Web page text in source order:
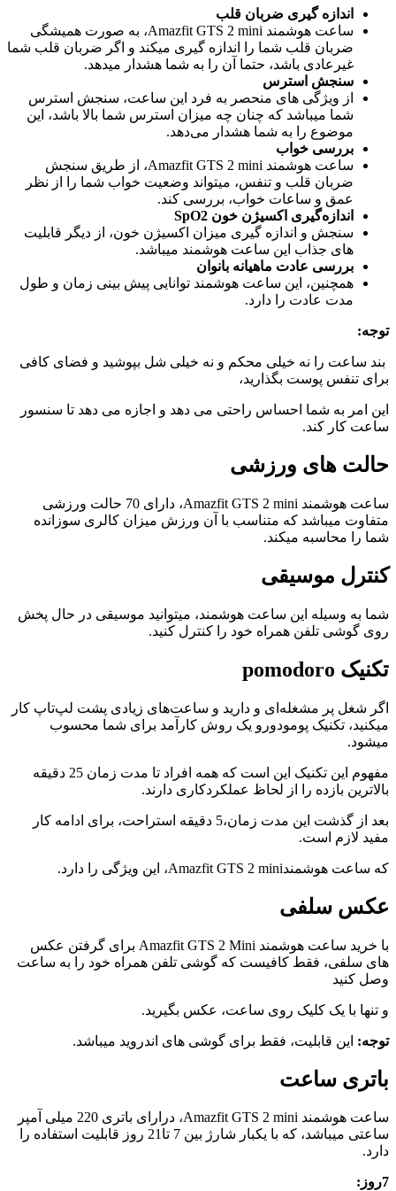
اندازه گیری ضربان قلب
ساعت هوشمند Amazfit GTS 2 mini، به صورت همیشگی
ضربان قلب شما را اندازه گیری میکند و اگر ضربان قلب شما
غیرعادی باشد، حتما آن را به شما هشدار میدهد.
سنجش استرس
از ویژگی های منحصر به فرد این ساعت، سنجش استرس
شما میباشد که چنان چه میزان استرس شما بالا باشد، این
موضوع را به شما هشدار می‌دهد.
بررسی خواب
ساعت هوشمند Amazfit GTS 2 mini، از طریق سنجش
ضربان قلب و تنفس، میتواند وضعیت خواب شما را از نظر
عمق و ساعات خواب، بررسی کند.
اندازه‌گیری اکسیژن خون SpO2
سنجش و اندازه گیری میزان اکسیژن خون، از دیگر قابلیت
های جذاب این ساعت هوشمند میباشد.
بررسی عادت ماهیانه بانوان
همچنین، این ساعت هوشمند توانایی پیش بینی زمان و طول
مدت عادت را دارد.
توجه:
بند ساعت را نه خیلی محکم و نه خیلی شل بپوشید و فضای کافی
برای تنفس پوست بگذارید،
این امر به شما احساس راحتی می دهد و اجازه می دهد تا سنسور
ساعت کار کند.
حالت های ورزشی
ساعت هوشمند Amazfit GTS 2 mini، دارای 70 حالت ورزشی
متفاوت میباشد که متناسب با آن ورزش میزان کالری سوزانده
شما را محاسبه میکند.
کنترل موسیقی
شما به وسیله این ساعت هوشمند، میتوانید موسیقی در حال پخش
روی گوشی تلفن همراه خود را کنترل کنید.
تکنیک pomodoro
اگر شغل پر مشغله‌ای و دارید و ساعت‌های زیادی پشت لپ‌تاپ کار
میکنید، تکنیک پومودورو یک روش کارآمد برای شما محسوب
میشود.
مفهوم این تکنیک این است که همه افراد تا مدت زمان 25 دقیقه
بالاترین بازده را از لحاظ عملکردکاری دارند.
بعد از گذشت این مدت زمان،5 دقیقه استراحت، برای ادامه کار
مفید لازم است.
که ساعت هوشمندAmazfit GTS 2 mini، این ویژگی را دارد.
عکس سلفی
با خرید ساعت هوشمند Amazfit GTS 2 Mini برای گرفتن عکس
های سلفی، فقط کافیست که گوشی تلفن همراه خود را به ساعت
وصل کنید
و تنها با یک کلیک روی ساعت، عکس بگیرید.
توجه: این قابلیت، فقط برای گوشی های اندروید میباشد.
باتری ساعت
ساعت هوشمند Amazfit GTS 2 mini، درارای باتری 220 میلی آمپر
ساعتی میباشد، که با یکبار شارژ بین 7 تا21 روز قابلیت استفاده را
دارد.
7روز: